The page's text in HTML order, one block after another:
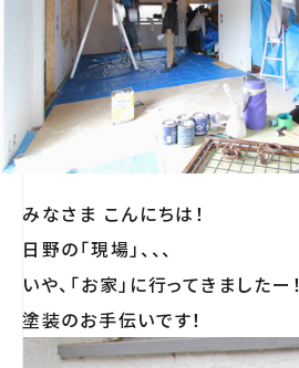
みなさま こんにちは！
日野の「現場」、、、
いや、「お家」に行ってきましたー！
塗装のお手伝いです！